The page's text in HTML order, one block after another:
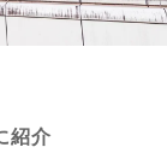
紹介